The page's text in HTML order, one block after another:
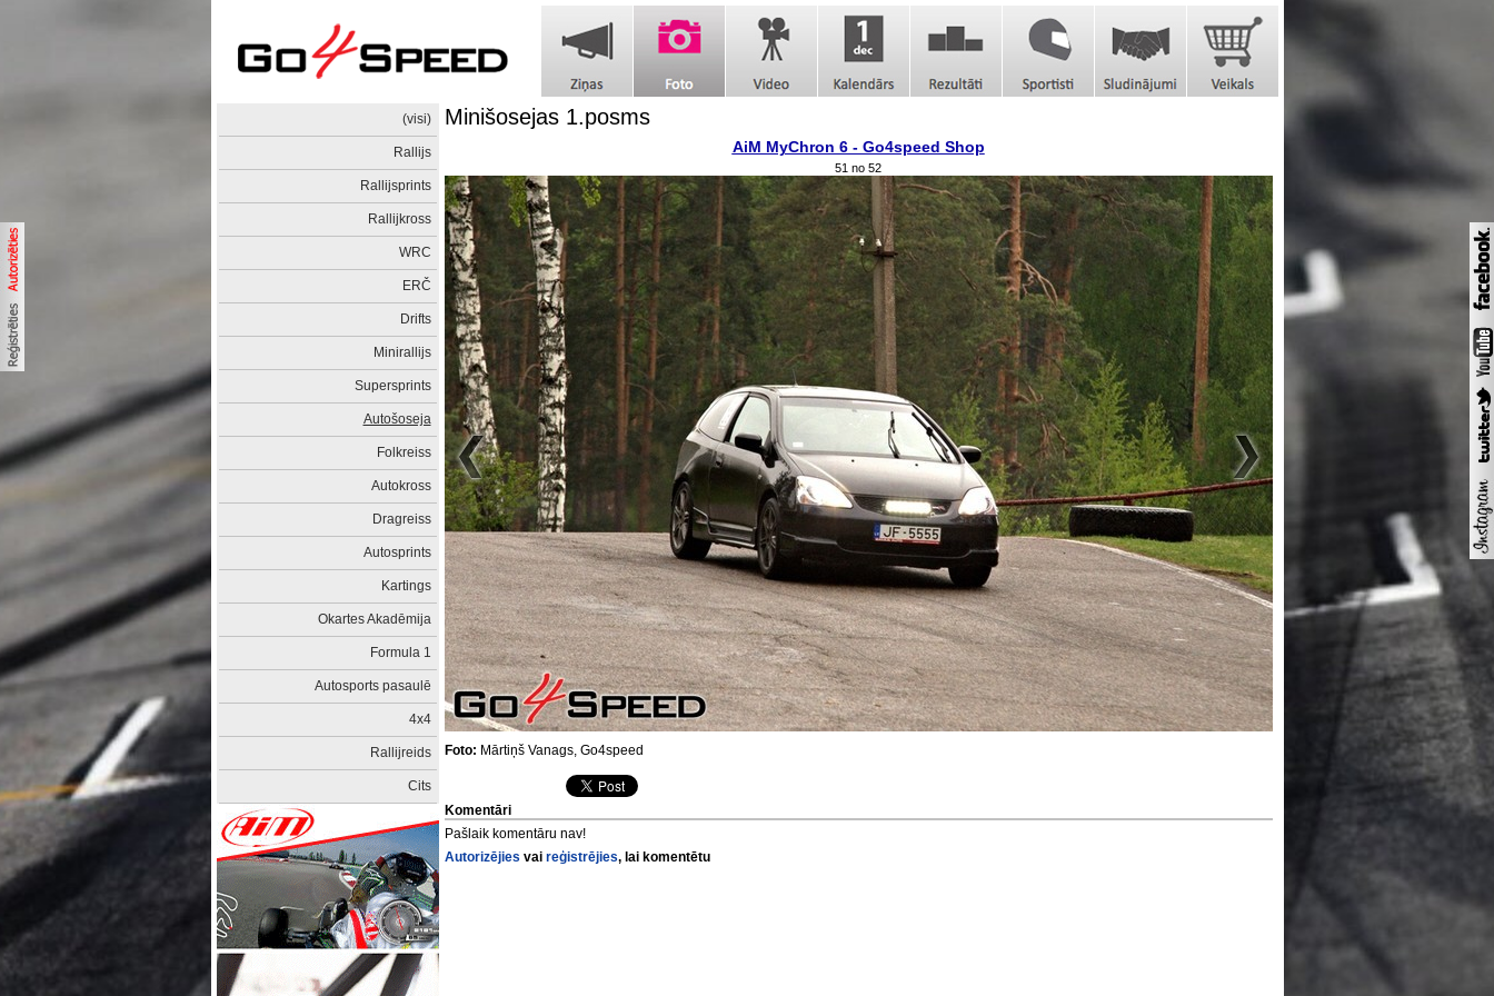
(visi)
Rallijs
Rallijsprints
Rallijkross
WRC
ERČ
Drifts
Minirallijs
Supersprints
Autošoseja
Folkreiss
Autokross
Dragreiss
Autosprints
Kartings
Okartes Akadēmija
Formula 1
Autosports pasaulē
4x4
Rallijreids
Cits
Minišosejas 1.posms
AiM MyChron 6 - Go4speed Shop
51 no 52
Foto: Mārtiņš Vanags, Go4speed
Komentāri
Pašlaik komentāru nav!
Autorizējies vai reģistrējies, lai komentētu